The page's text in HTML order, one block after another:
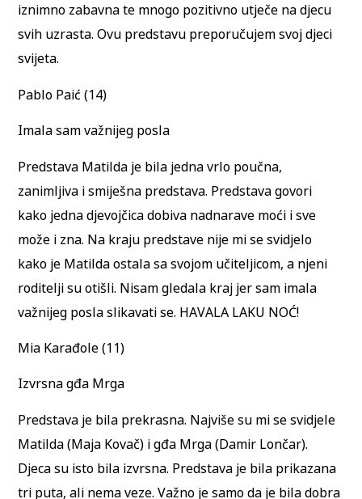
iznimno zabavna te mnogo pozitivno utječe na djecu
svih uzrasta. Ovu predstavu preporučujem svoj djeci
svijeta.
Pablo Paić (14)
Imala sam važnijeg posla
Predstava Matilda je bila jedna vrlo poučna,
zanimljiva i smiješna predstava. Predstava govori
kako jedna djevojčica dobiva nadnarave moći i sve
može i zna. Na kraju predstave nije mi se svidjelo
kako je Matilda ostala sa svojom učiteljicom, a njeni
roditelji su otišli. Nisam gledala kraj jer sam imala
važnijeg posla slikavati se. HAVALA LAKU NOĆ!
Mia Karađole (11)
Izvrsna gđa Mrga
Predstava je bila prekrasna. Najviše su mi se svidjele
Matilda (Maja Kovač) i gđa Mrga (Damir Lončar).
Djeca su isto bila izvrsna. Predstava je bila prikazana
tri puta, ali nema veze. Važno je samo da je bila dobra